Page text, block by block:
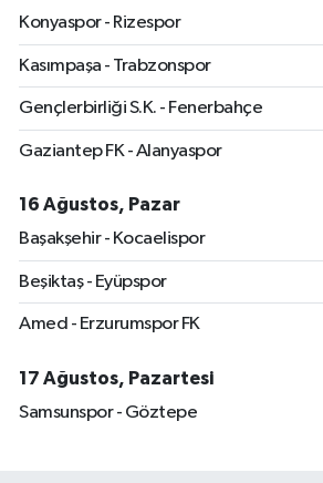
Konyaspor - Rizespor
Kasımpaşa - Trabzonspor
Gençlerbirliği S.K. - Fenerbahçe
Gaziantep FK - Alanyaspor
16 Ağustos, Pazar
Başakşehir - Kocaelispor
Beşiktaş - Eyüpspor
Amed - Erzurumspor FK
17 Ağustos, Pazartesi
Samsunspor - Göztepe